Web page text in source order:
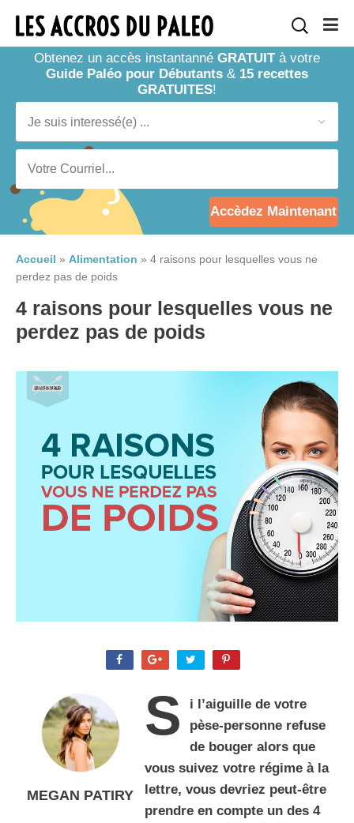
Obtenez un accès instantanné GRATUITà votre
Guide Paléo pour Débutants & 15 recettes
GRATUITES!
Accèdez Maintenant
Accueil » Alimentation » 4 raisons pour lesquelles vous ne
perdez pas de poids
4 raisons pour lesquelles vous ne
perdez pas de poids
MEGAN PATIRY
S
i l’aiguille de votre
pèse-personne refuse
de bouger alors que
vous suivez votre régime à la
lettre, vous devriez peut-être
prendre en compte un des 4